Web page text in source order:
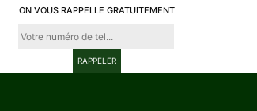
ON VOUS RAPPELLE GRATUITEMENT